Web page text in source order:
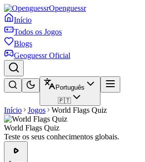
Openguessr
Início
Todos os Jogos
Blogs
Geoguessr Oficial
Português
🇵🇹
Início Jogos World Flags Quiz
World Flags Quiz
Teste os seus conhecimentos globais.